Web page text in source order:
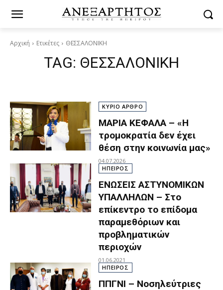
Αρχική Ετικέτες ΘΕΣΣΑΛΟΝΙΚΗ
TAG: ΘΕΣΣΑΛΟΝΙΚΗ
ΚΥΡΙΟ ΑΡΘΡΟ
ΜΑΡΙΑ ΚΕΦΑΛΑ – «Η
τρομοκρατία δεν έχει
θέση στην κοινωνία μας»
04.07.2026
ΗΠΕΙΡΟΣ
ΕΝΩΣΕΙΣ ΑΣΤΥΝΟΜΙΚΩΝ
ΥΠΑΛΛΗΛΩΝ – Στο
επίκεντρο το επίδομα
παραμεθόριων και
προβληματικών
περιοχών
01.06.2021
ΗΠΕΙΡΟΣ
ΠΠΓΝΙ – Νοσηλεύτριες